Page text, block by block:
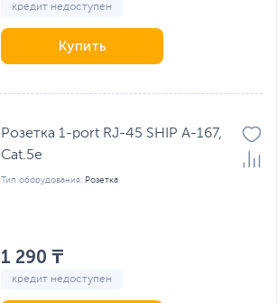
кредит недоступен
Купить
Розетка 1-port RJ-45 SHIP A-167,
Cat.5e
Тип оборудования: Розетка
1 290 ₸
кредит недоступен